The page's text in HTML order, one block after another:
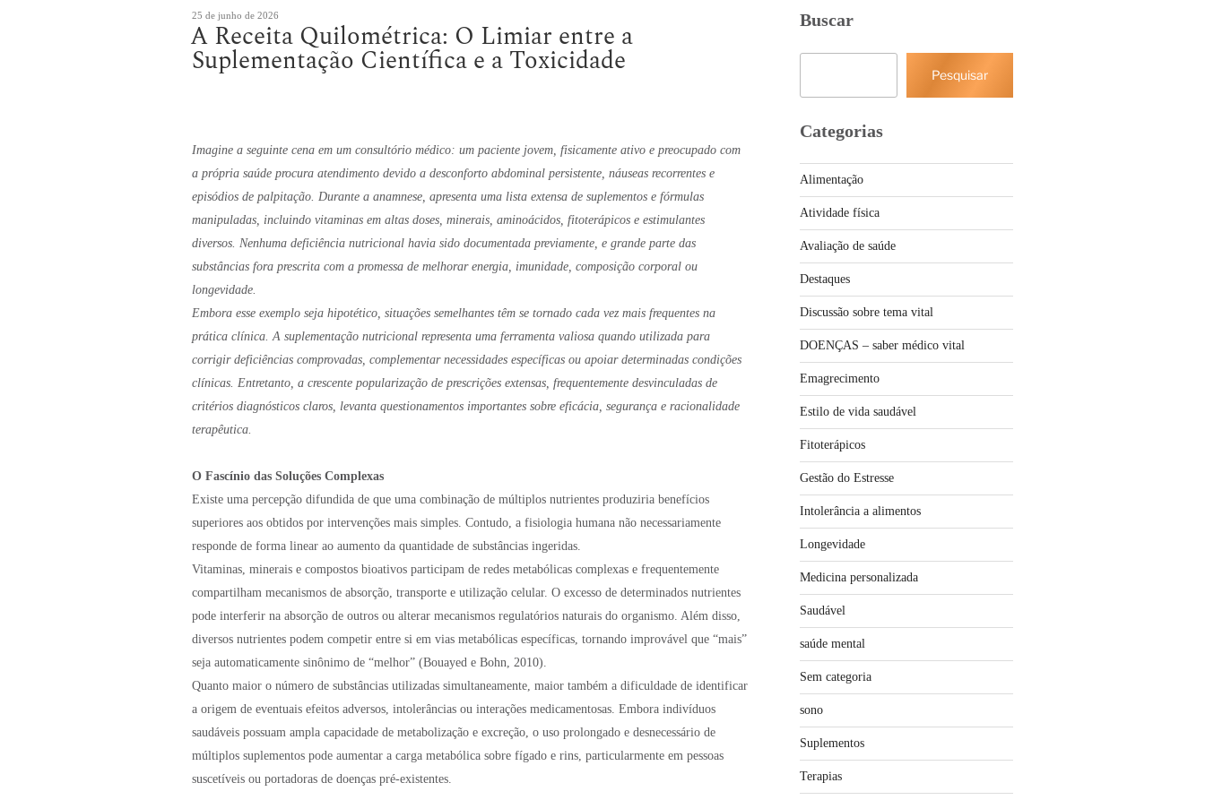
Publicado
em
25 de junho de 2026
A Receita Quilométrica: O Limiar entre a
Suplementação Científica e a Toxicidade
Imagine a seguinte cena em um consultório médico: um paciente jovem, fisicamente ativo e preocupado com
a própria saúde procura atendimento devido a desconforto abdominal persistente, náuseas recorrentes e
episódios de palpitação. Durante a anamnese, apresenta uma lista extensa de suplementos e fórmulas
manipuladas, incluindo vitaminas em altas doses, minerais, aminoácidos, fitoterápicos e estimulantes
diversos. Nenhuma deficiência nutricional havia sido documentada previamente, e grande parte das
substâncias fora prescrita com a promessa de melhorar energia, imunidade, composição corporal ou
longevidade.
Embora esse exemplo seja hipotético, situações semelhantes têm se tornado cada vez mais frequentes na
prática clínica. A suplementação nutricional representa uma ferramenta valiosa quando utilizada para
corrigir deficiências comprovadas, complementar necessidades específicas ou apoiar determinadas condições
clínicas. Entretanto, a crescente popularização de prescrições extensas, frequentemente desvinculadas de
critérios diagnósticos claros, levanta questionamentos importantes sobre eficácia, segurança e racionalidade
terapêutica.
O Fascínio das Soluções Complexas
Existe uma percepção difundida de que uma combinação de múltiplos nutrientes produziria benefícios
superiores aos obtidos por intervenções mais simples. Contudo, a fisiologia humana não necessariamente
responde de forma linear ao aumento da quantidade de substâncias ingeridas.
Vitaminas, minerais e compostos bioativos participam de redes metabólicas complexas e frequentemente
compartilham mecanismos de absorção, transporte e utilização celular. O excesso de determinados nutrientes
pode interferir na absorção de outros ou alterar mecanismos regulatórios naturais do organismo. Além disso,
diversos nutrientes podem competir entre si em vias metabólicas específicas, tornando improvável que “mais”
seja automaticamente sinônimo de “melhor” (Bouayed e Bohn, 2010).
Quanto maior o número de substâncias utilizadas simultaneamente, maior também a dificuldade de identificar
a origem de eventuais efeitos adversos, intolerâncias ou interações medicamentosas. Embora indivíduos
saudáveis possuam ampla capacidade de metabolização e excreção, o uso prolongado e desnecessário de
múltiplos suplementos pode aumentar a carga metabólica sobre fígado e rins, particularmente em pessoas
suscetíveis ou portadoras de doenças pré-existentes.
Buscar
Pesquisar
Categorias
Alimentação
Atividade física
Avaliação de saúde
Destaques
Discussão sobre tema vital
DOENÇAS – saber médico vital
Emagrecimento
Estilo de vida saudável
Fitoterápicos
Gestão do Estresse
Intolerância a alimentos
Longevidade
Medicina personalizada
Saudável
saúde mental
Sem categoria
sono
Suplementos
Terapias